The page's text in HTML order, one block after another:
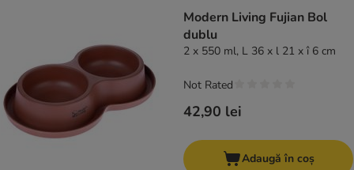
Modern Living Fujian Bol
dublu
2 x 550 ml, L 36 x l 21 x î 6 cm
42,90 lei
Not Rated
Adaugă în coș